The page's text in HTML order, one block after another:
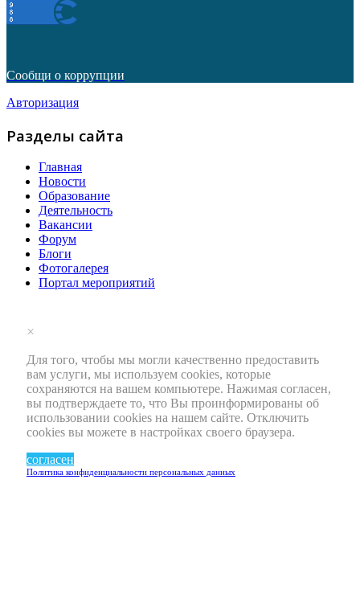
Сообщи о коррупции
Авторизация
Разделы сайта
Главная
Новости
Образование
Деятельность
Вакансии
Форум
Блоги
Фотогалерея
Портал мероприятий
×
Для того, чтобы мы могли качественно предоставить
вам услуги, мы используем cookies, которые
сохраняются на вашем компьютере. Нажимая согласен,
вы подтверждаете то, что Вы проинформированы об
использовании cookies на нашем сайте. Отключить
cookies вы можете в настройках своего браузера.
согласен
Политика конфиденциальности персональных данных